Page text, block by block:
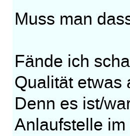
Muss man
Fände ich
Qualität etwas
Denn es ist/
Anlaufstelle